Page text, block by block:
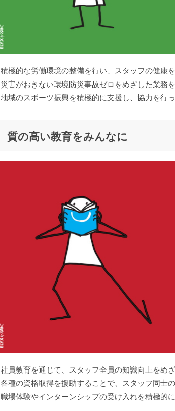
積極的な労働環境の整備を行い、スタッフの健康
災害がおきない環境防災事故ゼロをめざした業務を
地域のスポーツ振興を積極的に支援し、協力を行っ
質の高い教育をみんなに
社員教育を通じて、スタッフ全員の知識向上をめざ
各種の資格取得を援助することで、スタッフ同士
職場体験やインターンシップの受け入れを積極的に